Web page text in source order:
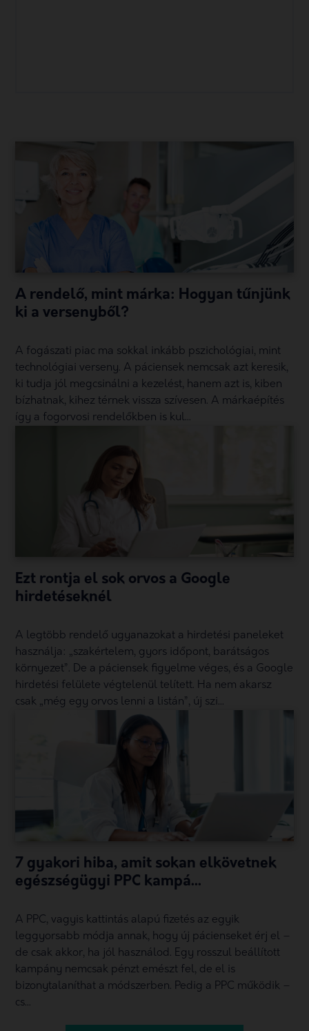
A rendelő, mint márka: Hogyan tűnjünk
ki a versenyből?
A fogászati piac ma sokkal inkább pszichológiai, mint
technológiai verseny. A páciensek nemcsak azt keresik,
ki tudja jól megcsinálni a kezelést, hanem azt is, kiben
bízhatnak, kihez térnek vissza szívesen. A márkaépítés
így a fogorvosi rendelőkben is kul...
Ezt rontja el sok orvos a Google
hirdetéseknél
A legtöbb rendelő ugyanazokat a hirdetési paneleket
használja: „szakértelem, gyors időpont, barátságos
környezet”. De a páciensek figyelme véges, és a Google
hirdetési felülete végtelenül telített. Ha nem akarsz
csak „még egy orvos lenni a listán”, új szi...
7 gyakori hiba, amit sokan elkövetnek
egészségügyi PPC kampá...
A PPC, vagyis kattintás alapú fizetés az egyik
leggyorsabb módja annak, hogy új pácienseket érj el –
de csak akkor, ha jól használod. Egy rosszul beállított
kampány nemcsak pénzt emészt fel, de el is
bizonytalaníthat a módszerben. Pedig a PPC működik –
cs...